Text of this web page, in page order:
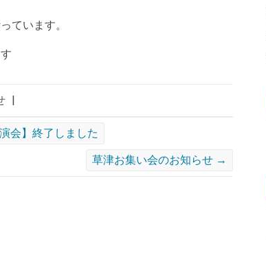
ています。
|
会】終了しました
草津お集い会のお知らせ →